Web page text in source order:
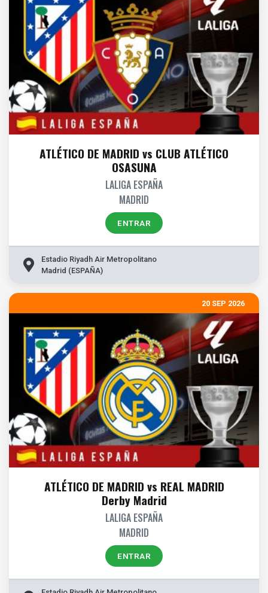
ATLÉTICO DE MADRID vs CLUB ATLÉTICO
OSASUNA
LALIGA ESPAÑA
MADRID
ENTRAR
Estadio Riyadh Air Metropolitano
Madrid (ESPAÑA)
20 SEP 2026
ATLÉTICO DE MADRID vs REAL MADRID
Derby Madrid
LALIGA ESPAÑA
MADRID
ENTRAR